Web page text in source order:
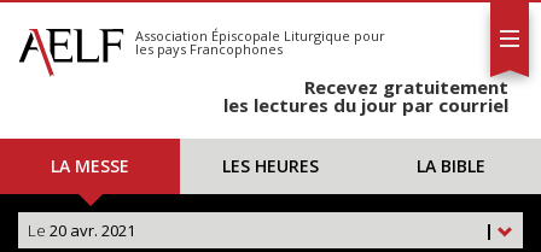
S'abonner
Calendrier
Association Épiscopale Liturgique pour
les pays Francophones
Recevez gratuitement
les lectures du jour par courriel
LA MESSE LES HEURES LA BIBLE
|
Le 20 avr. 2021